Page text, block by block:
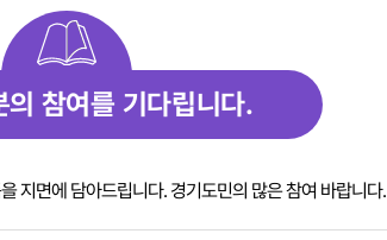
의 참여를 기다립니다.
지면에 담아드립니다. 경기도민의 많은 참여 바랍니다.